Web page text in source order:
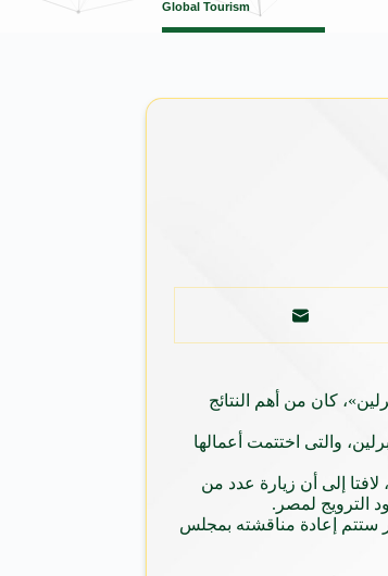
Global Tourism
كان من أهم النتائج
والتى اختتمت أعمالها
إلى أن زيارة عدد من
الترويج لمصر.
ستتم إعادة مناقشته بمجلس